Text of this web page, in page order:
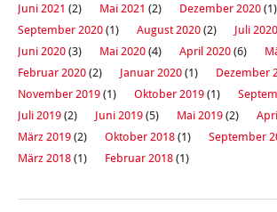
Juni 2021 (2) Mai 2021 (2) Dezember 2020 (1)
September 2020 (1) August 2020 (2) Juli 2020
Juni 2020 (3) Mai 2020 (4) April 2020 (6)
Februar 2020 (2) Januar 2020 (1) Dezember
November 2019 (1) Oktober 2019 (1)
Juli 2019 (2) Juni 2019 (5) Mai 2019 (2)
März 2019 (2) Oktober 2018 (1) September
März 2018 (1) Februar 2018 (1)